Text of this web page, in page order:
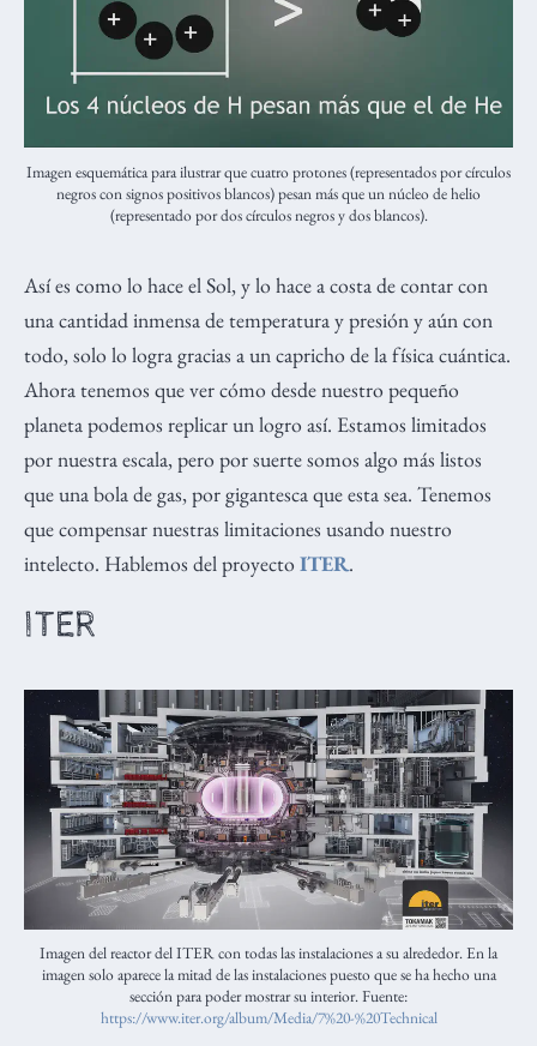
Imagen esquemática para ilustrar que cuatro protones (representados por círculos
negros con signos positivos blancos) pesan más que un núcleo de helio
(representado por dos círculos negros y dos blancos).
Así es como lo hace el Sol, y lo hace a costa de contar con
una cantidad inmensa de temperatura y presión y aún con
todo, solo lo logra gracias a un capricho de la física cuántica.
Ahora tenemos que ver cómo desde nuestro pequeño
planeta podemos replicar un logro así. Estamos limitados
por nuestra escala, pero por suerte somos algo más listos
que una bola de gas, por gigantesca que esta sea. Tenemos
que compensar nuestras limitaciones usando nuestro
intelecto. Hablemos del proyecto ITER.
ITER
Imagen del reactor del ITER con todas las instalaciones a su alrededor. En la
imagen solo aparece la mitad de las instalaciones puesto que se ha hecho una
sección para poder mostrar su interior. Fuente:
https://www.iter.org/album/Media/7%20-%20Technical